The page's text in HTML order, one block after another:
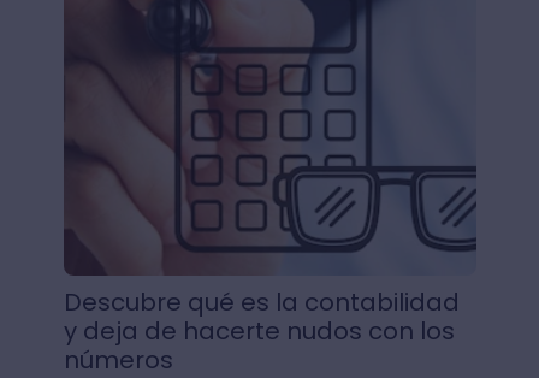
Descubre qué es la contabilidad
y deja de hacerte nudos con los
números